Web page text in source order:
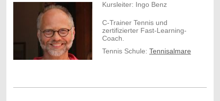
Kursleiter: Ingo Benz
C-Trainer Tennis und
zertifizierter Fast-Learning-
Coach.
Tennis Schule: Tennisalmare